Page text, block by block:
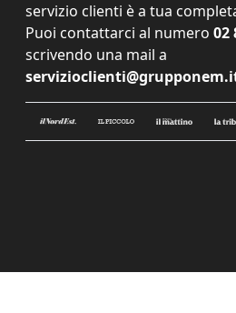
servizio clienti è a tua
Puoi contattarci al numero 02
scrivendo una mail a